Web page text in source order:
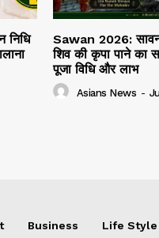
निधि
Sawan 2026:
शिव की कृपा पाने का
पूजा विधि और लाभ
Asians News -
Business Life Style